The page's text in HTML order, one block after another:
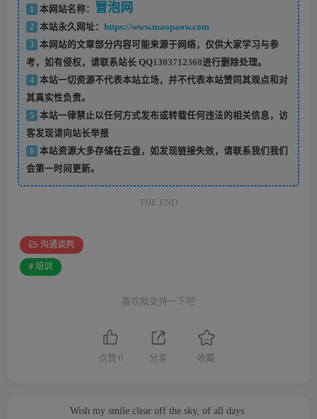
1 本网站名称： 冒泡网
2 本站永久网址： https://www.maopaow.com
3
本网站的文章部分内容可能来源于网络，仅供大家学习与参
考，如有侵权，请联系站长 QQ1303712368进行删除处理。
4
本站一切资源不代表本站立场，并不代表本站赞同其观点和对
其真实性负责。
5
本站一律禁止以任何方式发布或转载任何违法的相关信息，访
客发现请向站长举报
6
本站资源大多存储在云盘，如发现链接失效，请联系我们我们
会第一时间更新。
THE END
沟通谈判
# 培训
喜欢就支持一下吧
点赞 0 分享 收藏
Wish my smile clear off the sky, of all days.